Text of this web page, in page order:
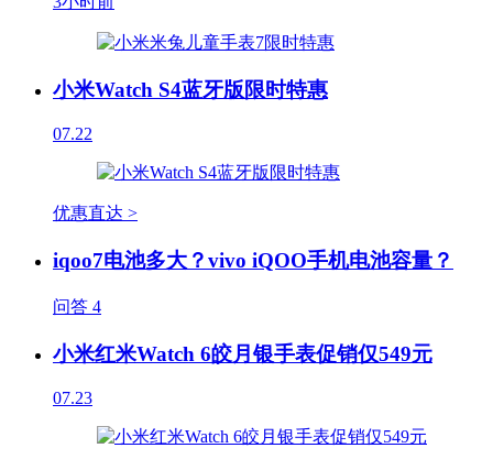
小米Watch S4蓝牙版限时特惠
07.22
优惠直达 >
iqoo7电池多大？vivo iQOO手机电池容量？
问答 4
小米红米Watch 6皎月银手表促销仅549元
07.23